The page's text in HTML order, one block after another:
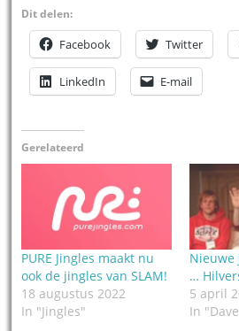
Dit delen:
Facebook Twitter
LinkedIn E-mail
Gerelateerd
PURE Jingles maakt nu
ook de jingles van SLAM!
18 augustus 2022
In "Jingles"
Nieuwe
…
5 april
In